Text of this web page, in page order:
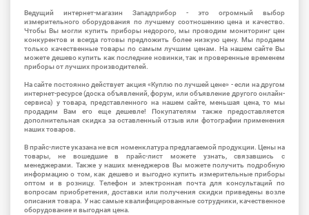
Ведущий интернет-магазин Западприбор - это огромный выбор
измерительного оборудования по лучшему соотношению цена и качество.
Чтобы Вы могли купить приборы недорого, мы проводим мониторинг цен
конкурентов и всегда готовы предложить более низкую цену. Мы продаем
только качественные товары по самым лучшим ценам. На нашем сайте Вы
можете дешево купить как последние новинки, так и проверенные временем
приборы от лучших производителей.
На сайте постоянно действует акция «Куплю по лучшей цене» - если на другом
интернет-ресурсе (доска объявлений, форум, или объявление другого онлайн-
сервиса) у товара, представленного на нашем сайте, меньшая цена, то мы
продадим Вам его еще дешевле! Покупателям также предоставляется
дополнительная скидка за оставленный отзыв или фотографии применения
наших товаров.
В прайс-листе указана не вся номенклатура предлагаемой продукции. Цены на
товары, не вошедшие в прайс-лист можете узнать, связавшись с
менеджерами. Также у наших менеджеров Вы можете получить подробную
информацию о том, как дешево и выгодно купить измерительные приборы
оптом и в розницу. Телефон и электронная почта для консультаций по
вопросам приобретения, доставки или получения скидки приведены возле
описания товара. У нас самые квалифицированные сотрудники, качественное
оборудование и выгодная цена.